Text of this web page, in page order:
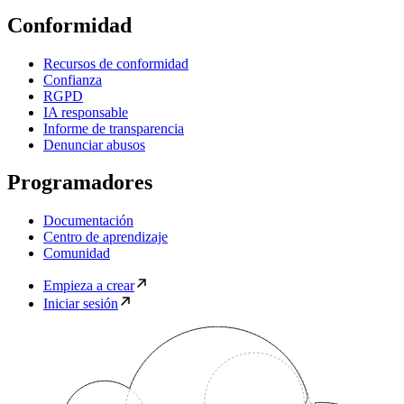
Conformidad
Recursos de conformidad
Confianza
RGPD
IA responsable
Informe de transparencia
Denunciar abusos
Programadores
Documentación
Centro de aprendizaje
Comunidad
Empieza a crear
Iniciar sesión